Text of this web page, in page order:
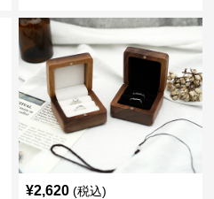
¥2,620 (税込)